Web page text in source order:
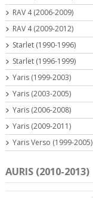
AURIS (2010-2013)
RAV 4 (2006-2009)
RAV 4 (2009-2012)
Starlet (1990-1996)
Starlet (1996-1999)
Yaris (1999-2003)
Yaris (2003-2005)
Yaris (2006-2008)
Yaris (2009-2011)
Yaris Verso (1999-2005)